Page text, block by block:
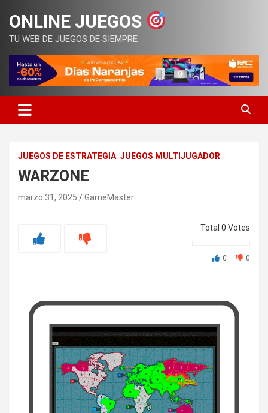
contenido
ONLINE JUEGOS
TU WEB DE JUEGOS DE SIEMPRE
JUEGOS DE ESTRATEGIA JUEGOS MULTIJUGADOR
WARZONE
marzo 31, 2025 GameMaster
Total 0 Votes
0
0